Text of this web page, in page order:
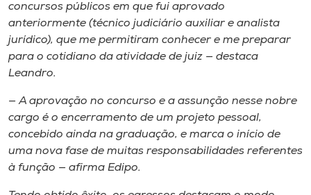
concursos públicos em que fui aprovado
anteriormente (técnico judiciário auxiliar e analista
jurídico), que me permitiram conhecer e me preparar
para o cotidiano da atividade de juiz — destaca
Leandro.
— A aprovação no concurso e a assunção nesse nobre
cargo é o encerramento de um projeto pessoal,
concebido ainda na graduação, e marca o início de
uma nova fase de muitas responsabilidades referentes
à função — afirma Edipo.